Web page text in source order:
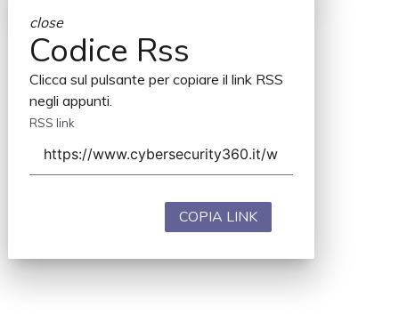
close
Codice Rss
Clicca sul pulsante per copiare il link RSS
negli appunti.
RSS link
COPIA LINK